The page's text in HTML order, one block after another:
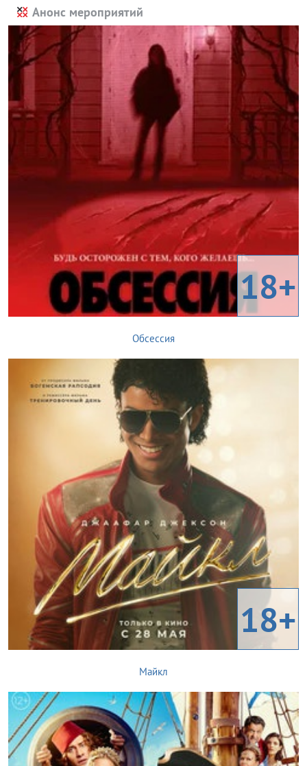
Анонс мероприятий
18+
Обсессия
18+
Майкл